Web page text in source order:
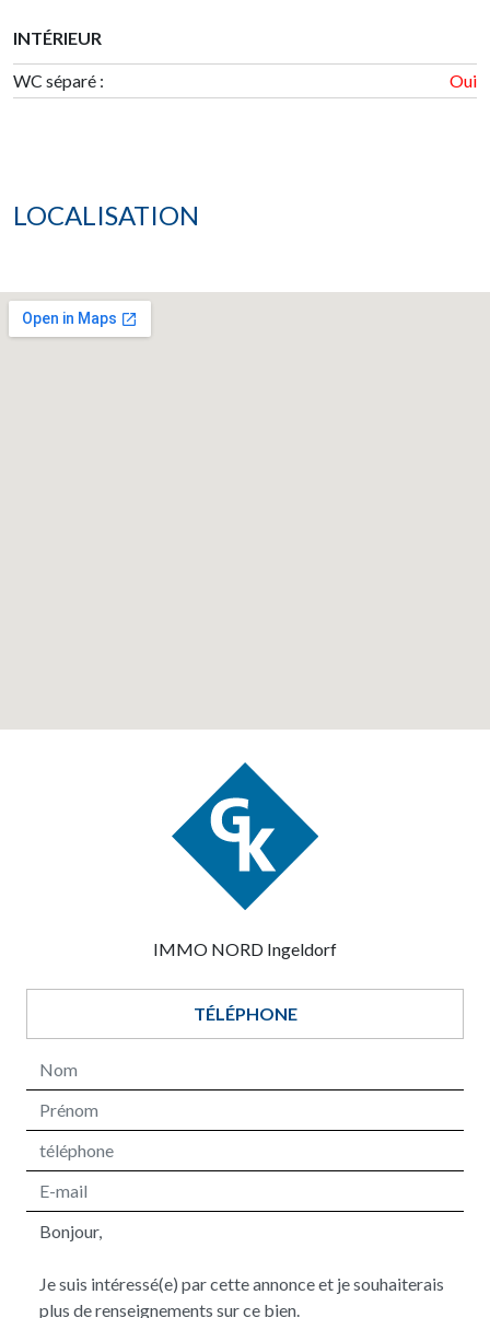
INTÉRIEUR
WC séparé : Oui
LOCALISATION
IMMO NORD Ingeldorf
TÉLÉPHONE